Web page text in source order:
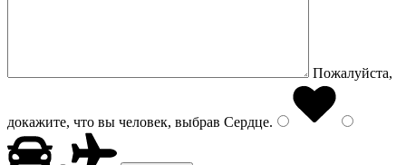
Пожалуйста,
докажите, что вы человек, выбрав Сердце.